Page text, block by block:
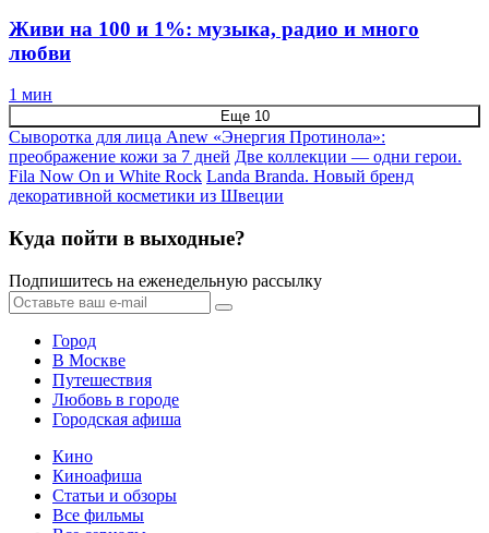
Живи на 100 и 1%: музыка, радио и много
любви
1 мин
Еще 10
Сыворотка для лица Anew «Энергия Протинола»:
преображение кожи за 7 дней Две коллекции — одни герои.
Fila Now On и White Rock Landa Branda. Новый бренд
декоративной косметики из Швеции
Куда пойти в выходные?
Подпишитесь на еженедельную рассылку
Город
В Москве
Путешествия
Любовь в городе
Городская афиша
Кино
Киноафиша
Статьи и обзоры
Все фильмы